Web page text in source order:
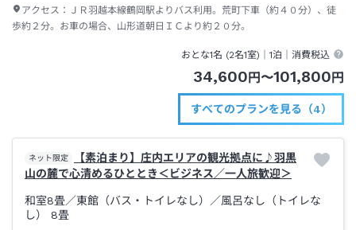
アクセス： ＪＲ羽越本線鶴岡駅よりバス利用。荒町下車（約４０分）、徒
歩約２分。お車の場合、山形道朝日ＩＣより約２０分。
おとな1名 (2名1室)｜1泊 ｜消費税込
34,600 円 〜101,800 円
すべてのプランを見る（4）
ネット限定
【素泊まり】庄内エリアの観光拠点に♪羽黒
山の麓で心清めるひととき＜ビジネス／一人旅歓迎＞
和室8畳／東館（バス・トイレなし）
／風呂なし（トイレな
し） 8畳